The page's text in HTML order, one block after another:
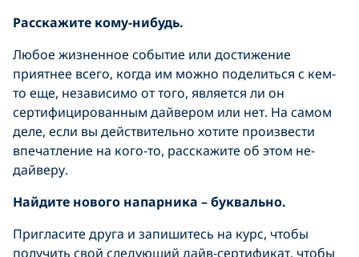
Расскажите кому-нибудь.
Любое жизненное событие или достижение
приятнее всего, когда им можно поделиться с кем-
то еще, независимо от того, является ли он
сертифицированным дайвером или нет. На самом
деле, если вы действительно хотите произвести
впечатление на кого-то, расскажите об этом не-
дайверу.
Найдите нового напарника – буквально.
Пригласите друга и запишитесь на курс, чтобы
получить свой следующий дайв-сертификат, чтобы